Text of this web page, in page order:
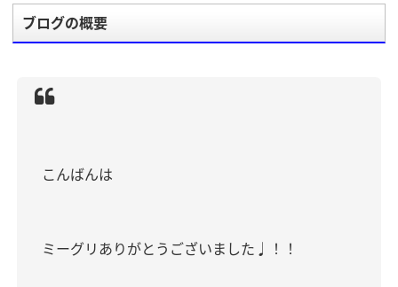
ブログの概要
こんばんは
ミーグリありがとうございました♩！！